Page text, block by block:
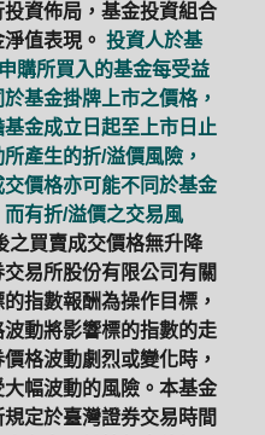
資佈局，基金投資組合
值表現。 投資人於基
購所買入的基金每受益
基金掛牌上市之價格，
金成立日起至上市日止
產生的折/溢價風險，
價格亦可能不同於基金
有折/溢價之交易風
之買賣成交價格無升降
易所股份有限公司有關
指數報酬為操作目標，
動將影響標的指數的走
格波動劇烈或變化時，
幅波動的風險。本基金
定於臺灣證券交易時間